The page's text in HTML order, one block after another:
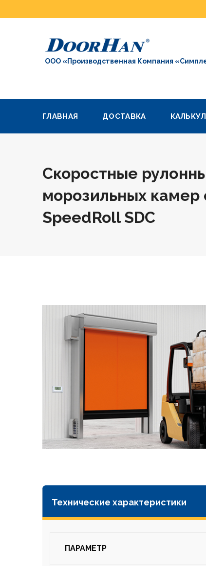
ООО «Производственная Компания
ГЛАВНАЯ ДОСТАВКА
Скоростные
морозильных камер
SpeedRoll SDC
Технические характеристики
ПАРАМЕТР